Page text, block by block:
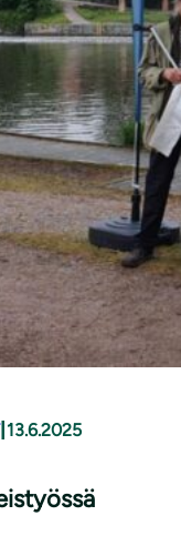
| 13.6.2025